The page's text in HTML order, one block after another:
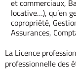
et commerciaux,
locative…), qu’en
copropriété,
Assurances,
La Licence
professionnelle des